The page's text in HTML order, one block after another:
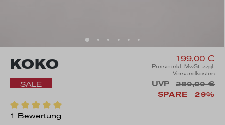
KOKO
SALE
199,00 €
Preise inkl. MwSt. zzgl.
Versandkosten
UVP
280,00 €
SPARE
29%
1 Bewertung